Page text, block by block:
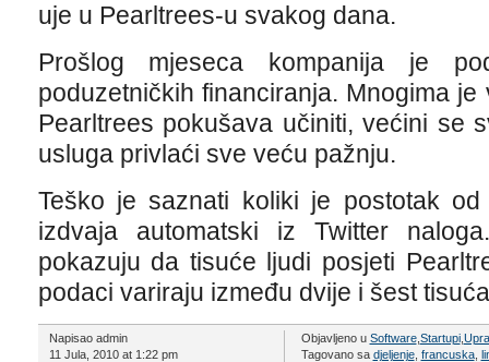
uje u Pearltrees-u svakog dana.
Prošlog mjeseca kompanija je
poduzetničkih financiranja. Mnogima
Pearltrees pokušava učiniti, većini se
usluga privlaći sve veću pažnju.
Teško je saznati koliki je postotak
izdvaja automatski iz Twitter
pokazuju da tisuće ljudi posjeti
podaci variraju između dvije i šest
Napisao admin
11 Jula, 2010 at 1:22 pm
Objavljeno u Software, Startupi,
Tagovano sa djeljenje, francuska,